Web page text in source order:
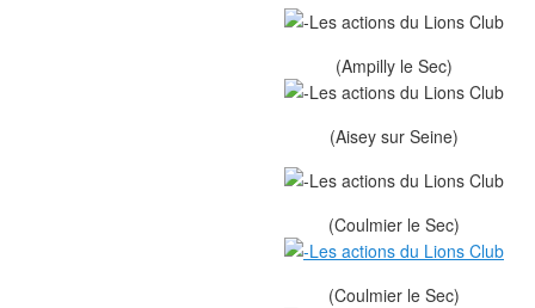
(Ampilly le Sec)
(Aisey sur Seine)
(Coulmier le Sec)
(Coulmier le Sec)